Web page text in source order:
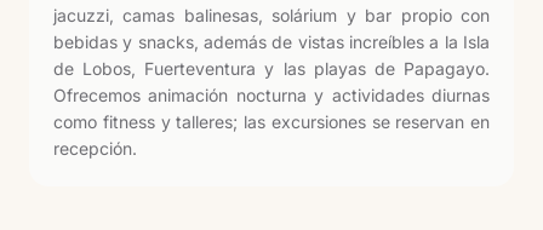
jacuzzi, camas balinesas, solárium y bar propio con
bebidas y snacks, además de vistas increíbles a la Isla
de Lobos, Fuerteventura y las playas de Papagayo.
Ofrecemos animación nocturna y actividades diurnas
como fitness y talleres; las excursiones se reservan en
recepción.